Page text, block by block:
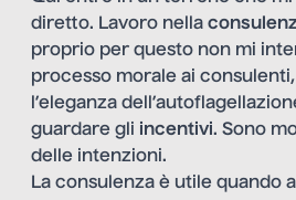
diretto. Lavoro nella
proprio per questo non mi
processo morale ai
l’eleganza
guardare gli incentivi. Sono
delle intenzioni.
La consulenza è utile quando